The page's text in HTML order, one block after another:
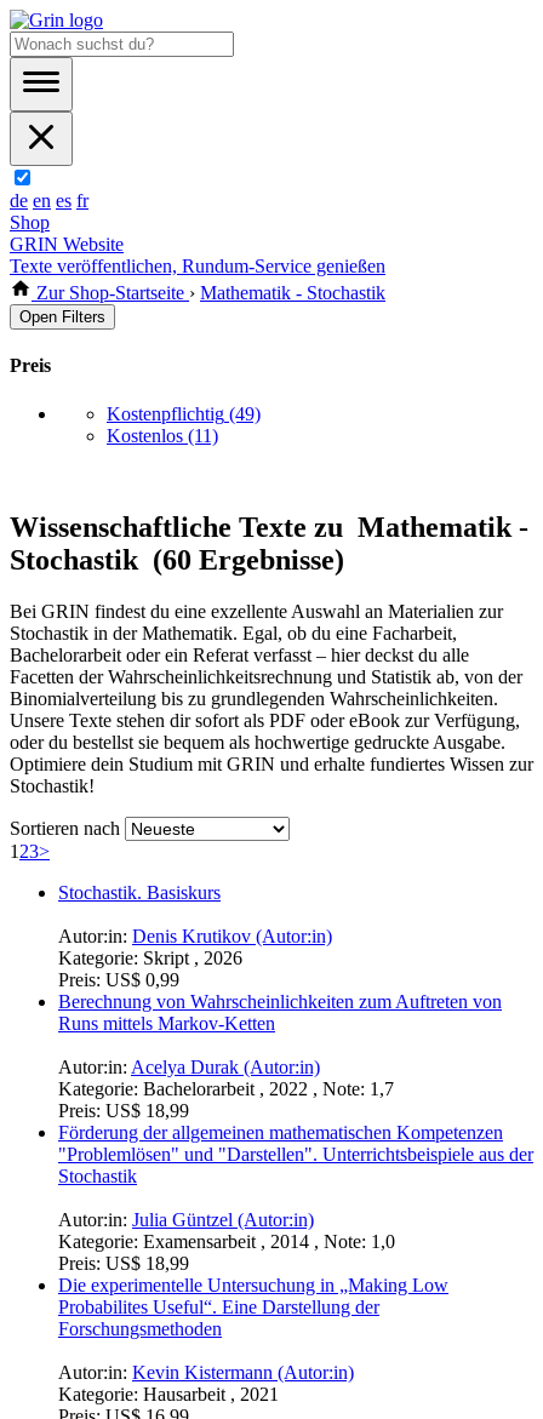
de en es fr
Shop
GRIN Website
Texte veröffentlichen, Rundum-Service genießen
Zur Shop-Startseite › Mathematik - Stochastik
Open Filters
Preis
Kostenpflichtig (49)
Kostenlos (11)
Wissenschaftliche Texte zu Mathematik -
Stochastik (60 Ergebnisse)
Bei GRIN findest du eine exzellente Auswahl an Materialien zur
Stochastik in der Mathematik. Egal, ob du eine Facharbeit,
Bachelorarbeit oder ein Referat verfasst – hier deckst du alle
Facetten der Wahrscheinlichkeitsrechnung und Statistik ab, von der
Binomialverteilung bis zu grundlegenden Wahrscheinlichkeiten.
Unsere Texte stehen dir sofort als PDF oder eBook zur Verfügung,
oder du bestellst sie bequem als hochwertige gedruckte Ausgabe.
Optimiere dein Studium mit GRIN und erhalte fundiertes Wissen zur
Stochastik!
Sortieren nach
1 23>
Stochastik. Basiskurs
Autor:in: Denis Krutikov (Autor:in)
Kategorie: Skript , 2026
Preis: US$ 0,99
Berechnung von Wahrscheinlichkeiten zum Auftreten von
Runs mittels Markov-Ketten
Autor:in: Acelya Durak (Autor:in)
Kategorie: Bachelorarbeit , 2022 , Note: 1,7
Preis: US$ 18,99
Förderung der allgemeinen mathematischen Kompetenzen
"Problemlösen" und "Darstellen". Unterrichtsbeispiele aus der
Stochastik
Autor:in: Julia Güntzel (Autor:in)
Kategorie: Examensarbeit , 2014 , Note: 1,0
Preis: US$ 18,99
Die experimentelle Untersuchung in „Making Low
Probabilites Useful“. Eine Darstellung der
Forschungsmethoden
Autor:in: Kevin Kistermann (Autor:in)
Kategorie: Hausarbeit , 2021